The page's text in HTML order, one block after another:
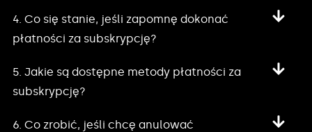
4. Co się stanie, jeśli zapomnę dokonać
płatności za subskrypcję?
5. Jakie są dostępne metody płatności za
subskrypcję?
6. Co zrobić, jeśli chcę anulować